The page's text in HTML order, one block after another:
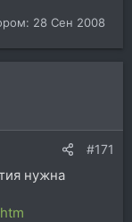
28 Сен 2008
#171
нужна